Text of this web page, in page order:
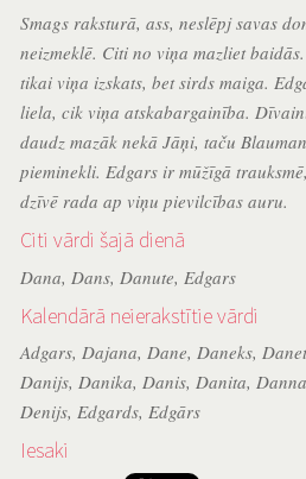
Smags raksturā, ass, neslēpj savas
neizmeklē. Citi no viņa mazliet
tikai viņa izskats, bet sirds maiga.
liela, cik viņa atskabargainība.
daudz mazāk nekā Jāņi, taču
pieminekli. Edgars ir mūžīgā
dzīvē rada ap viņu pievilcības auru.
Citi vārdi šajā dienā
Dana, Dans, Danute, Edgars
Kalendārā neierakstītie vārdi
Adgars, Dajana, Dane, Daneks,
Danijs, Danika, Danis, Danita, Danna
Denijs, Edgards, Edgārs
Iesaki